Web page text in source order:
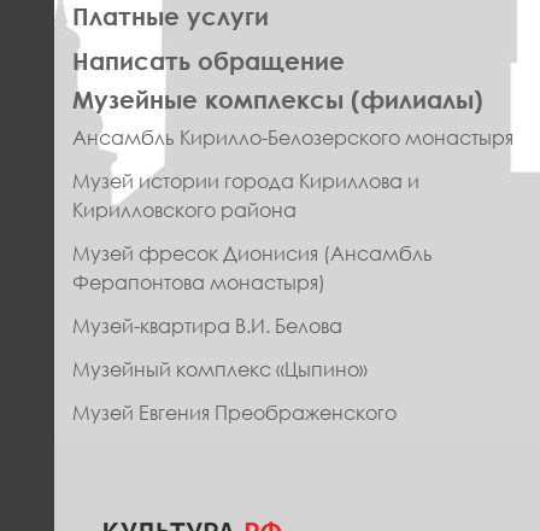
Платные услуги
Написать обращение
ПРАВОЕ
МЕНЮ
ФУТЕР
Музейные комплексы (филиалы)
Ансамбль Кирилло-Белозерского монастыря
Музей истории города Кириллова и
Кирилловского района
Музей фресок Дионисия (Ансамбль
Ферапонтова монастыря)
Музей-квартира В.И. Белова
Музейный комплекс «Цыпино»
Музей Евгения Преображенского